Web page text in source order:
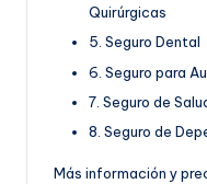
Quirúrgicas
5. Seguro Dental
6. Seguro para
7. Seguro de
8. Seguro de
Más información y